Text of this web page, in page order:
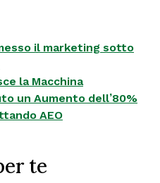
il marketing sotto
la Macchina
un Aumento dell’80%
AEO
te